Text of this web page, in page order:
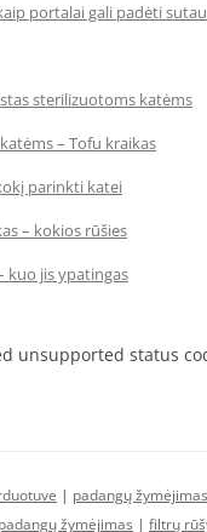
portalai gali padėti
sterilizuotoms katėms
– Tofu kraikas
parinkti katei
– kokios rūšies
kuo jis ypatingas
unsupported status
| padangų žymėjimas
žymėjimas | filtrų